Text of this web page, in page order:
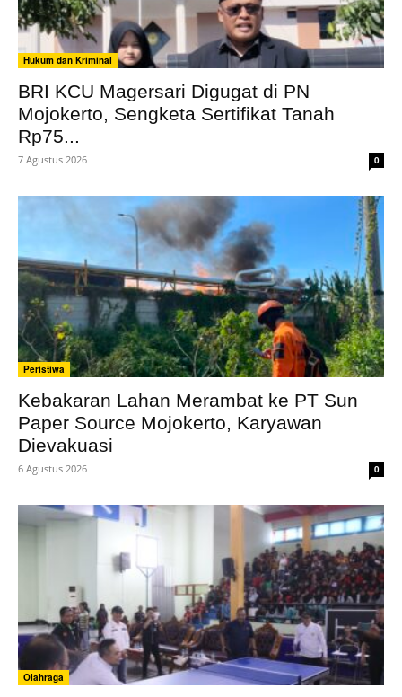
Hukum dan Kriminal
BRI KCU Magersari Digugat di PN
Mojokerto, Sengketa Sertifikat Tanah
Rp75...
7 Agustus 2026 0
Peristiwa
Kebakaran Lahan Merambat ke PT Sun
Paper Source Mojokerto, Karyawan
Dievakuasi
6 Agustus 2026 0
Olahraga